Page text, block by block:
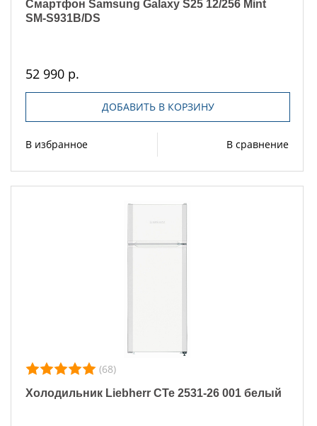
Смартфон Samsung Galaxy S25 12/256 Mint
SM-S931B/DS
52 990 р.
ДОБАВИТЬ В КОРЗИНУ
В избранное В сравнение
(68)
Холодильник Liebherr CTe 2531-26 001 белый